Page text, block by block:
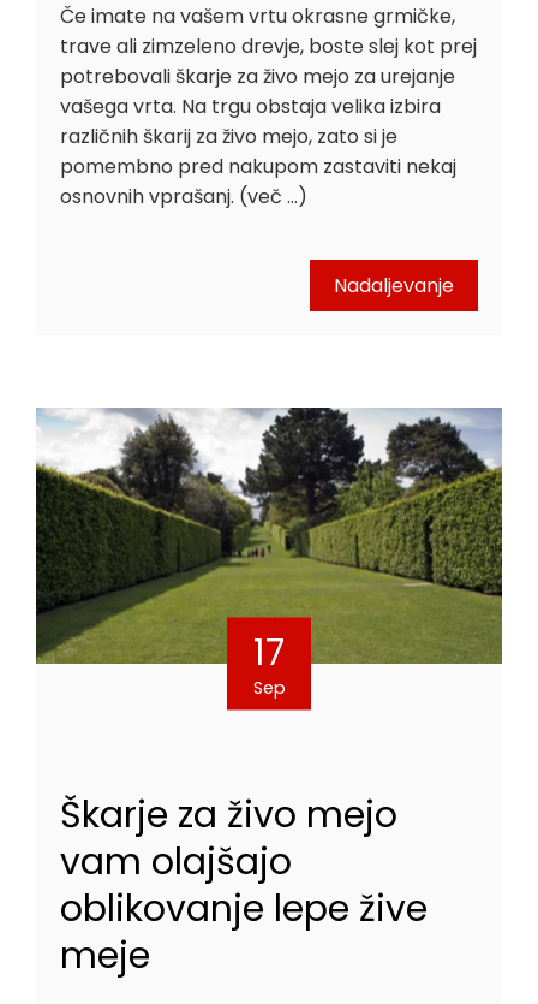
Če imate na vašem vrtu okrasne grmičke,
trave ali zimzeleno drevje, boste slej kot prej
potrebovali škarje za živo mejo za urejanje
vašega vrta. Na trgu obstaja velika izbira
različnih škarij za živo mejo, zato si je
pomembno pred nakupom zastaviti nekaj
osnovnih vprašanj. (več …)
Nadaljevanje
17
Sep
Škarje za živo mejo
vam olajšajo
oblikovanje lepe žive
meje